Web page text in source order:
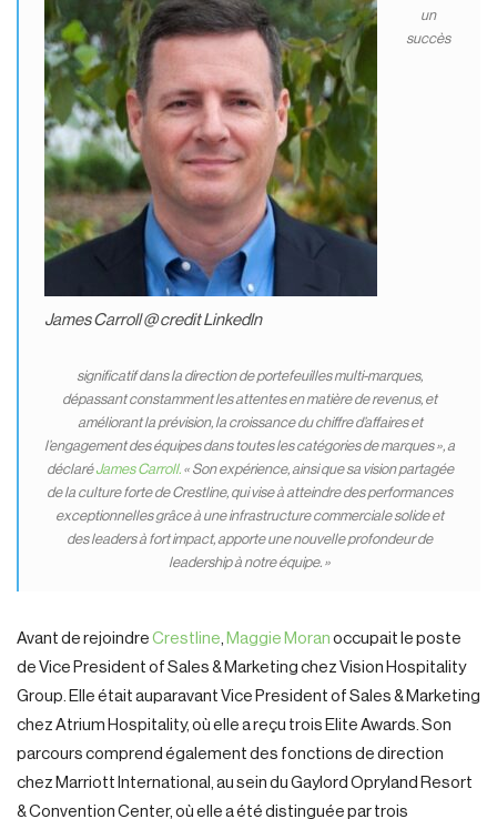
James Carroll @ credit Linkedln
un
succès
significatif dans la direction de portefeuilles multi-marques,
dépassant constamment les attentes en matière de revenus, et
améliorant la prévision, la croissance du chiffre d’affaires et
l’engagement des équipes dans toutes les catégories de marques », a
déclaréJames Carroll. « Son expérience, ainsi que sa vision partagée
de la culture forte de Crestline, qui vise à atteindre des performances
exceptionnelles grâce à une infrastructure commerciale solide et
des leaders à fort impact, apporte une nouvelle profondeur de
leadership à notre équipe. »
Avant de rejoindre Crestline Maggie Moran occupait le poste
de Vice President of Sales & Marketing chez Vision Hospitality
Group. Elle était auparavant Vice President of Sales & Marketing
chez Atrium Hospitality, où elle a reçu trois Elite Awards. Son
parcours comprend également des fonctions de direction
chez Marriott International, au sein du Gaylord Opryland Resort
& Convention Center, où elle a été distinguée par trois